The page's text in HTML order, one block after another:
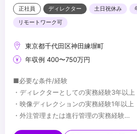
正社員 ディレクター 土日祝休み
リモートワーク可
東京都千代田区神田練塀町
年収例 400〜750万円
■必要な条件/経験
・ディレクターとしての実務経験3年以上
・映像ディレクションの実務経験1年以上
・外注管理または進行管理の実務経験